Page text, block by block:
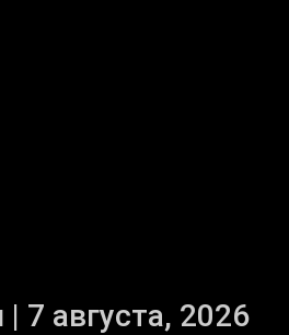
7 августа, 2026